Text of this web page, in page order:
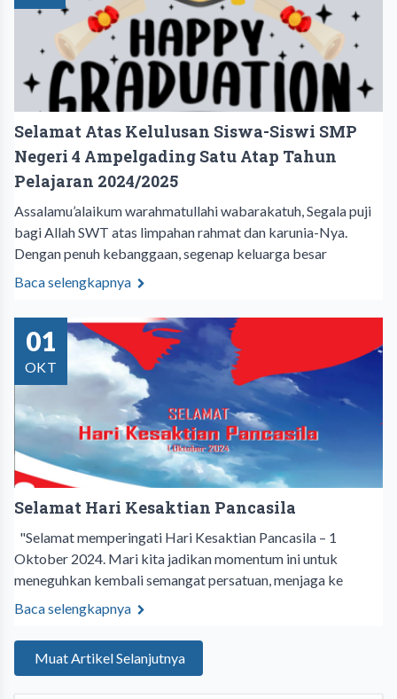
Selamat Atas Kelulusan Siswa-Siswi SMP
Negeri 4 Ampelgading Satu Atap Tahun
Pelajaran 2024/2025
Assalamu’alaikum warahmatullahi wabarakatuh, Segala puji
bagi Allah SWT atas limpahan rahmat dan karunia-Nya.
Dengan penuh kebanggaan, segenap keluarga besar
Baca selengkapnya
01
OKT
Selamat Hari Kesaktian Pancasila
"Selamat memperingati Hari Kesaktian Pancasila – 1
Oktober 2024. Mari kita jadikan momentum ini untuk
meneguhkan kembali semangat persatuan, menjaga ke
Baca selengkapnya
Muat Artikel Selanjutnya